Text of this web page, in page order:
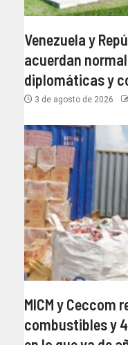
Venezuela y
acuerdan
diplomáticas y
3 de agosto de 2026
MICM y Ceccom
combustibles y